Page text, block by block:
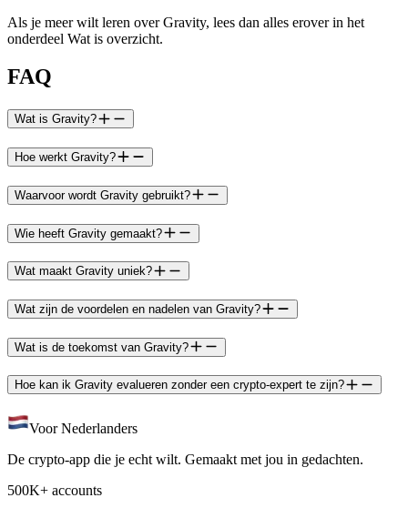
Als je meer wilt leren over Gravity, lees dan alles erover in het
onderdeel Wat is overzicht.
FAQ
Wat is Gravity?
Hoe werkt Gravity?
Waarvoor wordt Gravity gebruikt?
Wie heeft Gravity gemaakt?
Wat maakt Gravity uniek?
Wat zijn de voordelen en nadelen van Gravity?
Wat is de toekomst van Gravity?
Hoe kan ik Gravity evalueren zonder een crypto-expert te zijn?
Voor Nederlanders
De crypto-app die je echt wilt. Gemaakt met jou in gedachten.
500K+ accounts